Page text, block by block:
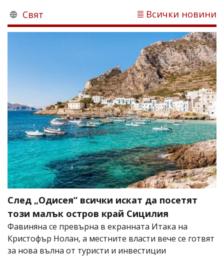
Свят Всички новини
След „Одисея“ всички искат да посетят
този малък остров край Сицилия
Фавиняна се превърна в екранната Итака на
Кристофър Нолан, а местните власти вече се готвят
за нова вълна от туристи и инвестиции